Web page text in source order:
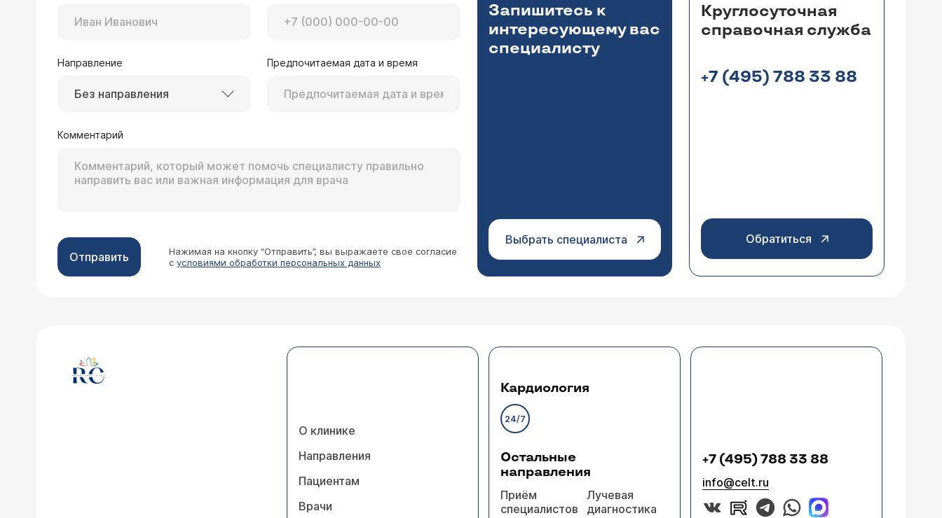
Направление
Без направления
Предпочитаемая дата и время
Комментарий
Отправить
Нажимая на кнопку “Отправить”, вы выражаете свое согласие
с условиями обработки персональных данных
Запишитесь к
интересующему вас
специалисту
Выбрать специалиста
Круглосуточная
справочная служба
+7 (495) 788 33 88
Обратиться
О клинике
Направления
Пациентам
Врачи
Кардиология
24/7
Остальные
направления
Приём
специалистов
Лучевая
диагностика
+7 (495) 788 33 88
info@celt.ru